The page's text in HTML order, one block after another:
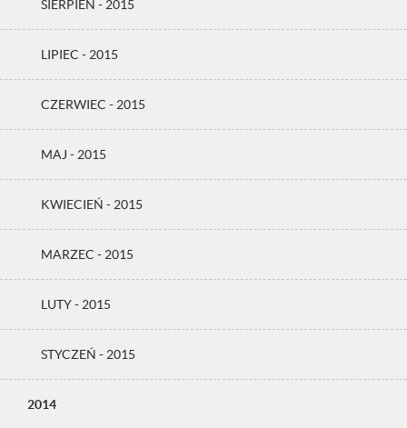
SIERPIEŃ - 2015
LIPIEC - 2015
CZERWIEC - 2015
MAJ - 2015
KWIECIEŃ - 2015
MARZEC - 2015
LUTY - 2015
STYCZEŃ - 2015
2014